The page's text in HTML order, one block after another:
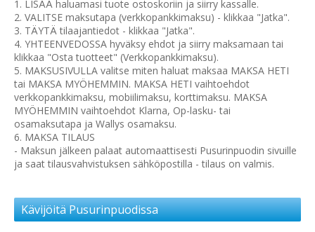
1. LISÄÄ haluamasi tuote ostoskoriin ja siirry kassalle.
2. VALITSE maksutapa (verkkopankkimaksu) - klikkaa "Jatka".
3. TÄYTÄ tilaajantiedot - klikkaa "Jatka".
4. YHTEENVEDOSSA hyväksy ehdot ja siirry maksamaan tai
klikkaa "Osta tuotteet" (Verkkopankkimaksu).
5. MAKSUSIVULLA valitse miten haluat maksaa MAKSA HETI
tai MAKSA MYÖHEMMIN. MAKSA HETI vaihtoehdot
verkkopankkimaksu, mobiilimaksu, korttimaksu. MAKSA
MYÖHEMMIN vaihtoehdot Klarna, Op-lasku- tai
osamaksutapa ja Wallys osamaksu.
6. MAKSA TILAUS
- Maksun jälkeen palaat automaattisesti Pusurinpuodin sivuille
ja saat tilausvahvistuksen sähköpostilla - tilaus on valmis.
Kävijöitä Pusurinpuodissa